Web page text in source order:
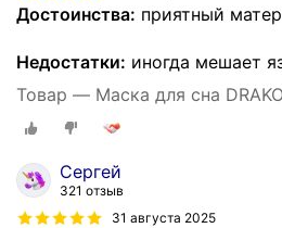
Достоинства: приятный
Недостатки: иногда мешает
Товар — Маска для сна
Сергей
321 отзыв
31 августа 2025